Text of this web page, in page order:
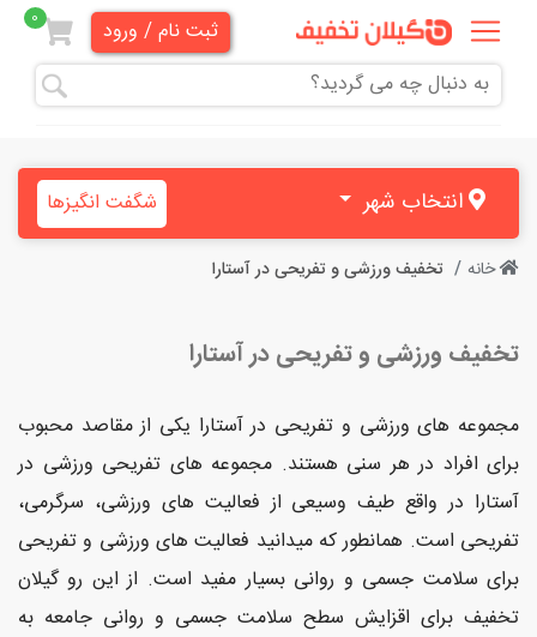
ثبت نام / ورود 0
همه
تخفیف
دندانپزشکی
و
آرایشی
پزشکی
و
سلامت
انتخاب شهر شگفت انگیزها
خانه تخفیف ورزشی و تفریحی در آستارا
تخفیف ورزشی و تفریحی در آستارا
مجموعه های ورزشی و تفریحی در آستارا یکی از مقاصد محبوب
برای افراد در هر سنی هستند. مجموعه های تفریحی ورزشی در
آستارا در واقع طیف وسیعی از فعالیت های ورزشی، سرگرمی،
تفریحی است. همانطور که میدانید فعالیت های ورزشی و تفریحی
برای سلامت جسمی و روانی بسیار مفید است. از این رو گیلان
تخفیف برای اقزایش سطح سلامت جسمی و روانی جامعه به